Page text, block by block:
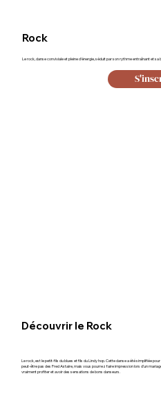
Rock
Le rock, danse conviviale et pleine d’énergie, séduit par son rythme entraînant et
Découvrir le Rock
Le rock, est le petit-fils du blues et fils du Lindy hop. Cette danse a été simplifiée
peut-être pas des Fred Astaire, mais vous pourrez faire impression lors d’un
vraiment profiter et avoir des sensations de bons danseurs.